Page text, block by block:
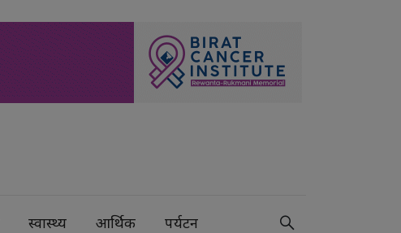
स्वास्थ्य आर्थिक पर्यटन